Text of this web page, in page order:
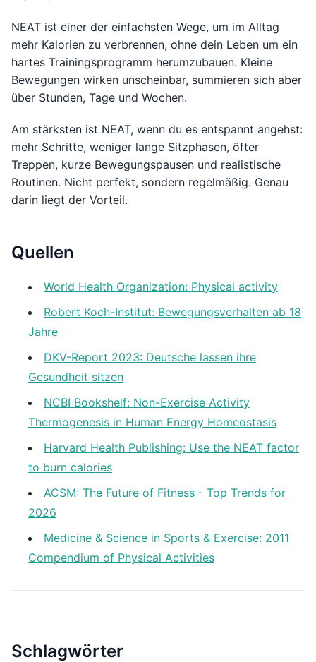
NEAT ist einer der einfachsten Wege, um im Alltag
mehr Kalorien zu verbrennen, ohne dein Leben um ein
hartes Trainingsprogramm herumzubauen. Kleine
Bewegungen wirken unscheinbar, summieren sich aber
über Stunden, Tage und Wochen.
Am stärksten ist NEAT, wenn du es entspannt angehst:
mehr Schritte, weniger lange Sitzphasen, öfter
Treppen, kurze Bewegungspausen und realistische
Routinen. Nicht perfekt, sondern regelmäßig. Genau
darin liegt der Vorteil.
Quellen
World Health Organization: Physical activity
Robert Koch-Institut: Bewegungsverhalten ab 18
Jahre
DKV-Report 2023: Deutsche lassen ihre
Gesundheit sitzen
NCBI Bookshelf: Non-Exercise Activity
Thermogenesis in Human Energy Homeostasis
Harvard Health Publishing: Use the NEAT factor
to burn calories
ACSM: The Future of Fitness - Top Trends for
2026
Medicine & Science in Sports & Exercise: 2011
Compendium of Physical Activities
Schlagwörter